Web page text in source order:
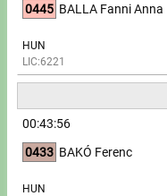
0445 BALLA Fanni Anna
HUN
LIC:6221
00:43:56
0433 BAKÓ Ferenc
HUN